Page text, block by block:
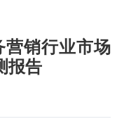
销行业市场
报告